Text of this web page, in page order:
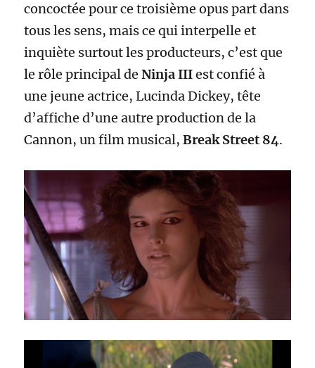
concoctée pour ce troisième opus part dans
tous les sens, mais ce qui interpelle et
inquiète surtout les producteurs, c’est que
le rôle principal deNinja IIIest confié à
une jeune actrice, Lucinda Dickey, tête
d’affiche d’une autre production de la
Cannon, un film musical,Break Street 84.